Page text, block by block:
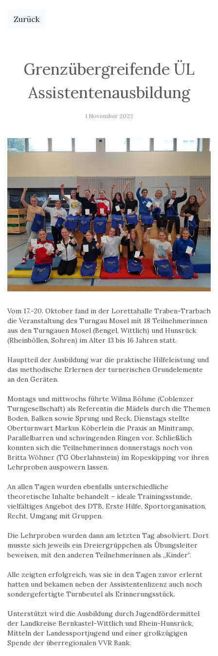
Zurück
Grenzübergreifende ÜL
Assistentenausbildung
1 November 2022
Vom 17.-20. Oktober fand in der Lorettahalle Traben-Trarbach
die Veranstaltung des Turngau Mosel mit 18 Teilnehmerinnen
aus den Turngauen Mosel (Bengel, Wittlich) und Hunsrück
(Rheinböllen, Sohren) im Alter 13 bis 16 Jahren statt.
Hauptteil der Ausbildung war die praktische Hilfeleistung und
das methodische Erlernen der turnerischen Grundelemente
an den Geräten.
Montags und mittwochs führte Wilma Böhme (Coblenzer
Turngesellschaft) als Referentin die Mädels durch die Themen
Boden, Balken sowie Sprung und Reck. Dienstags stellte
Oberturnwart Markus Köberlein die Praxis an Minitramp,
Parallelbarren und schwingenden Ringen vor. Schließlich
konnten sich die Teilnehmerinnen donnerstags noch von
Britta Wöhner (TG Oberlahnstein) im Ropeskipping vor ihren
Lehrproben auspowern lassen.
An allen Tagen wurden ebenfalls unterschiedliche
theoretische Inhalte behandelt – ideale Trainingsstunde,
vielfältiges Angebot des DTB, Erste Hilfe, Sportorganisation,
Recht, Umgang mit Gruppen.
Die Lehrproben wurden dann am letzten Tag absolviert. Dort
musste sich jeweils ein Dreiergrüppchen als Übungsleiter
beweisen, mit den anderen Teilnehmerinnen als „Kinder“.
Alle zeigten erfolgreich, was sie in den Tagen zuvor erlernt
hatten und bekamen neben der Assistentenlizenz auch noch
sondergefertigte Turnbeutel als Erinnerungsstück.
Unterstützt wird die Ausbildung durch Jugendfördermittel
der Landkreise Bernkastel-Wittlich und Rhein-Hunsrück,
Mitteln der Landessportjugend und einer großzügigen
Spende der überregionalen VVR Bank.